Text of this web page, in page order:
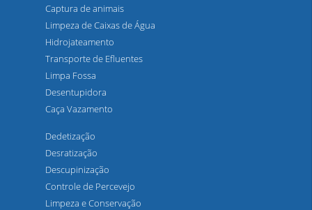
Captura de animais
Limpeza de Caixas de Água
Hidrojateamento
Transporte de Efluentes
Limpa Fossa
Desentupidora
Caça Vazamento
Dedetização
Desratização
Descupinização
Controle de Percevejo
Limpeza e Conservação